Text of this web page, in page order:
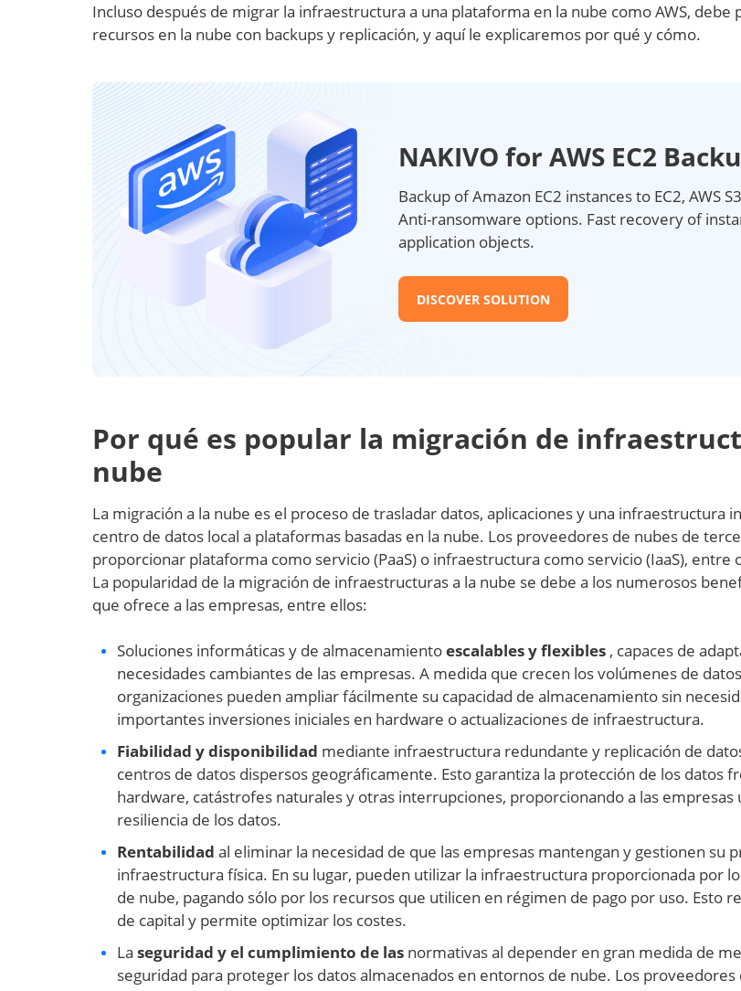
Incluso después de migrar la infraestructura a una plataforma en la nube como AWS, debe
recursos en la nube con backups y replicación, y aquí le explicaremos por qué y cómo.
NAKIVO for AWS EC2
Backup of Amazon EC2 instances to EC2, AWS
Anti-ransomware options. Fast recovery of
application objects.
DISCOVER SOLUTION
Por qué es popular la migración de
nube
La migración a la nube es el proceso de trasladar datos, aplicaciones y una infraestructura
centro de datos local a plataformas basadas en la nube. Los proveedores de nubes de
proporcionar plataforma como servicio (PaaS) o infraestructura como servicio (IaaS), entre
La popularidad de la migración de infraestructuras a la nube se debe a los numerosos
que ofrece a las empresas, entre ellos:
Soluciones informáticas y de almacenamientoescalables y flexibles , capaces de
necesidades cambiantes de las empresas. A medida que crecen los volúmenes de
organizaciones pueden ampliar fácilmente su capacidad de almacenamiento sin
importantes inversiones iniciales en hardware o actualizaciones de infraestructura.
Fiabilidad y disponibilidad mediante infraestructura redundante y replicación de
centros de datos dispersos geográficamente. Esto garantiza la protección de los datos
hardware, catástrofes naturales y otras interrupciones, proporcionando a las empresas
resiliencia de los datos.
Rentabilidad al eliminar la necesidad de que las empresas mantengan y gestionen su
infraestructura física. En su lugar, pueden utilizar la infraestructura proporcionada por
de nube, pagando sólo por los recursos que utilicen en régimen de pago por uso. Esto
de capital y permite optimizar los costes.
La seguridad y el cumplimiento de lasnormativas al depender en gran medida de
seguridad para proteger los datos almacenados en entornos de nube. Los proveedores